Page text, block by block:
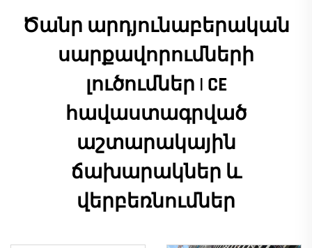
Ծանր արդյունաբերական
սարքավորումների
լուծումներ | CE
հավաստագրված
աշտարակային
ճախարակներ և
վերբեռնումներ